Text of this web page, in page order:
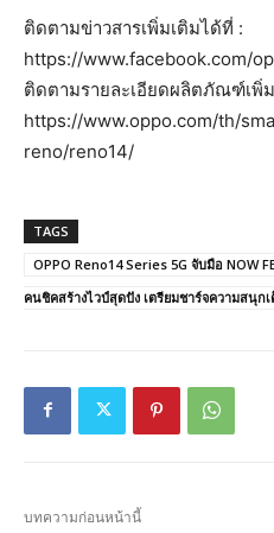
ติดตามข่าวสารเพิ่มเติมได้ที่ :
https://www.facebook.com/
ติดตามรายละเอียดผลิตภัณฑ์เพิ่
https://www.oppo.com/th/
reno/reno14/
TAGS
OPPO Reno14 Series 5G จับมือ NOW
คนชิคสร้างไวป์สุดปัง เตรียมชาร์จความสนุก
บทความก่อนหน้านี้